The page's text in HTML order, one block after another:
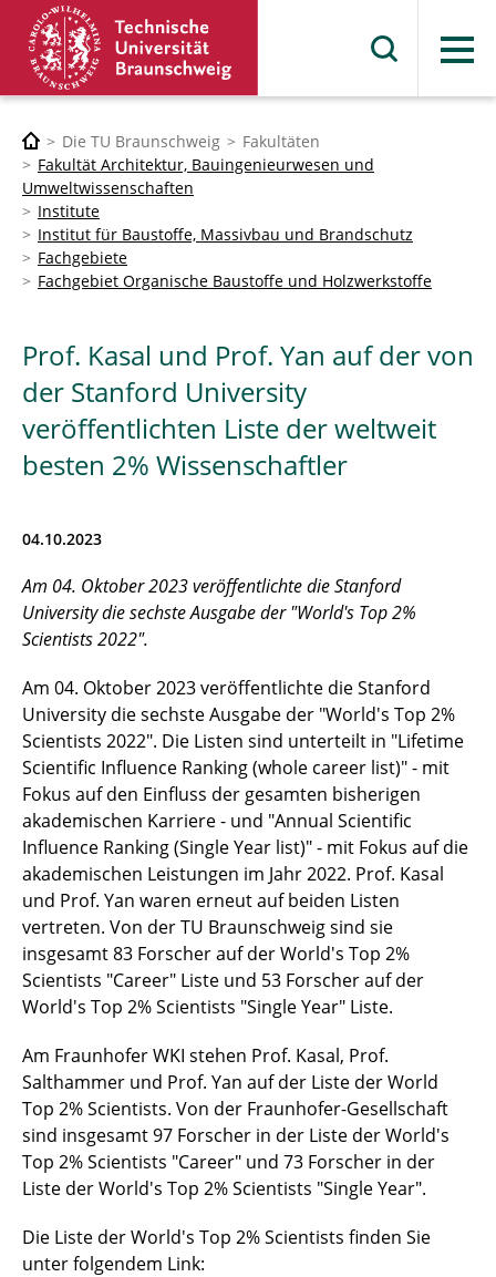
Menü
Die TU Braunschweig
Fakultäten
Fakultät Architektur, Bauingenieurwesen und
Umweltwissenschaften
Institute
Institut für Baustoffe, Massivbau und Brandschutz
Fachgebiete
Fachgebiet Organische Baustoffe und Holzwerkstoffe
Prof. Kasal und Prof. Yan auf der von
der Stanford University
veröffentlichten Liste der weltweit
besten 2% Wissenschaftler
04.10.2023
Am 04. Oktober 2023 veröffentlichte die Stanford
University die sechste Ausgabe der "World's Top 2%
Scientists 2022".
Am 04. Oktober 2023 veröffentlichte die Stanford
University die sechste Ausgabe der "World's Top 2%
Scientists 2022". Die Listen sind unterteilt in "Lifetime
Scientific Influence Ranking (whole career list)" - mit
Fokus auf den Einfluss der gesamten bisherigen
akademischen Karriere - und "Annual Scientific
Influence Ranking (Single Year list)" - mit Fokus auf die
akademischen Leistungen im Jahr 2022. Prof. Kasal
und Prof. Yan waren erneut auf beiden Listen
vertreten. Von der TU Braunschweig sind sie
insgesamt 83 Forscher auf der World's Top 2%
Scientists "Career" Liste und 53 Forscher auf der
World's Top 2% Scientists "Single Year" Liste.
Am Fraunhofer WKI stehen Prof. Kasal, Prof.
Salthammer und Prof. Yan auf der Liste der World
Top 2% Scientists. Von der Fraunhofer-Gesellschaft
sind insgesamt 97 Forscher in der Liste der World's
Top 2% Scientists "Career" und 73 Forscher in der
Liste der World's Top 2% Scientists "Single Year".
Die Liste der World's Top 2% Scientists finden Sie
unter folgendem Link: